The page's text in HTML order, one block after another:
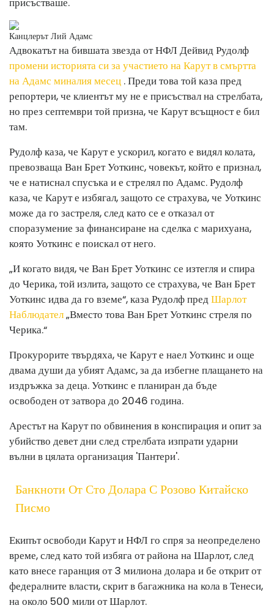
Канцлерът Лий Адамс
Адвокатът на бившата звезда от НФЛ Дейвид Рудолф
промени историята си за участието на Карут в смъртта
на Адамс миналия месец . Преди това той каза пред
репортери, че клиентът му не е присъствал на стрелбата,
но през септември той призна, че Карут всъщност е бил
там.
Рудолф каза, че Карут е ускорил, когато е видял колата,
превозваща Ван Брет Уоткинс, човекът, който е признал,
че е натиснал спусъка и е стрелял по Адамс. Рудолф
каза, че Карут е избягал, защото се страхува, че Уоткинс
може да го застреля, след като се е отказал от
споразумение за финансиране на сделка с марихуана,
която Уоткинс е поискал от него.
„И когато видя, че Ван Брет Уоткинс се изтегля и спира
до Черика, той излита, защото се страхува, че Ван Брет
Уоткинс идва да го вземе“, каза Рудолф предШарлот
Наблюдател„Вместо това Ван Брет Уоткинс стреля по
Черика.“
Прокурорите твърдяха, че Карут е наел Уоткинс и още
двама души да убият Адамс, за да избегне плащането на
издръжка за деца. Уоткинс е планиран да бъде
освободен от затвора до 2046 година.
Арестът на Карут по обвинения в конспирация и опит за
убийство девет дни след стрелбата изпрати ударни
вълни в цялата организация 'Пантери'.
Банкноти От Сто Долара С Розово Китайско
Писмо
Екипът освободи Карут и НФЛ го спря за неопределено
време, след като той избяга от района на Шарлот, след
като внесе гаранция от 3 милиона долара и бе открит от
федералните власти, скрит в багажника на кола в Тенеси,
на около 500 мили от Шарлот.